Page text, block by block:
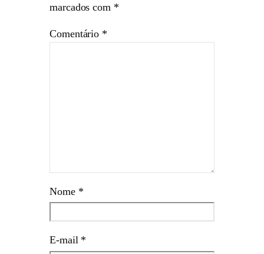
marcados com *
Comentário *
Nome *
E-mail *